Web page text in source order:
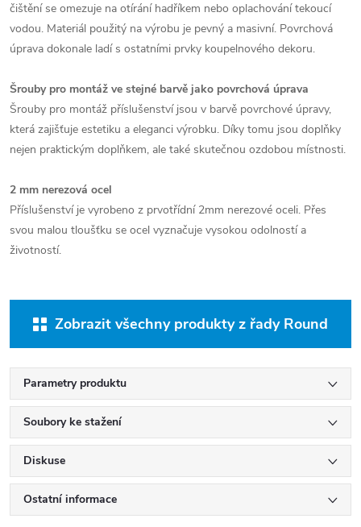
čištění se omezuje na otírání hadříkem nebo oplachování tekoucí
vodou. Materiál použitý na výrobu je pevný a masivní. Povrchová
úprava dokonale ladí s ostatními prvky koupelnového dekoru.
Šrouby pro montáž ve stejné barvě jako povrchová úprava
Šrouby pro montáž příslušenství jsou v barvě povrchové úpravy,
která zajišťuje estetiku a eleganci výrobku. Díky tomu jsou doplňky
nejen praktickým doplňkem, ale také skutečnou ozdobou místnosti.
2 mm nerezová ocel
Příslušenství je vyrobeno z prvotřídní 2mm nerezové oceli. Přes
svou malou tloušťku se ocel vyznačuje vysokou odolností a
životností.
Zobrazit všechny produkty z řady Round
Parametry produktu
Soubory ke stažení
Diskuse
Ostatní informace